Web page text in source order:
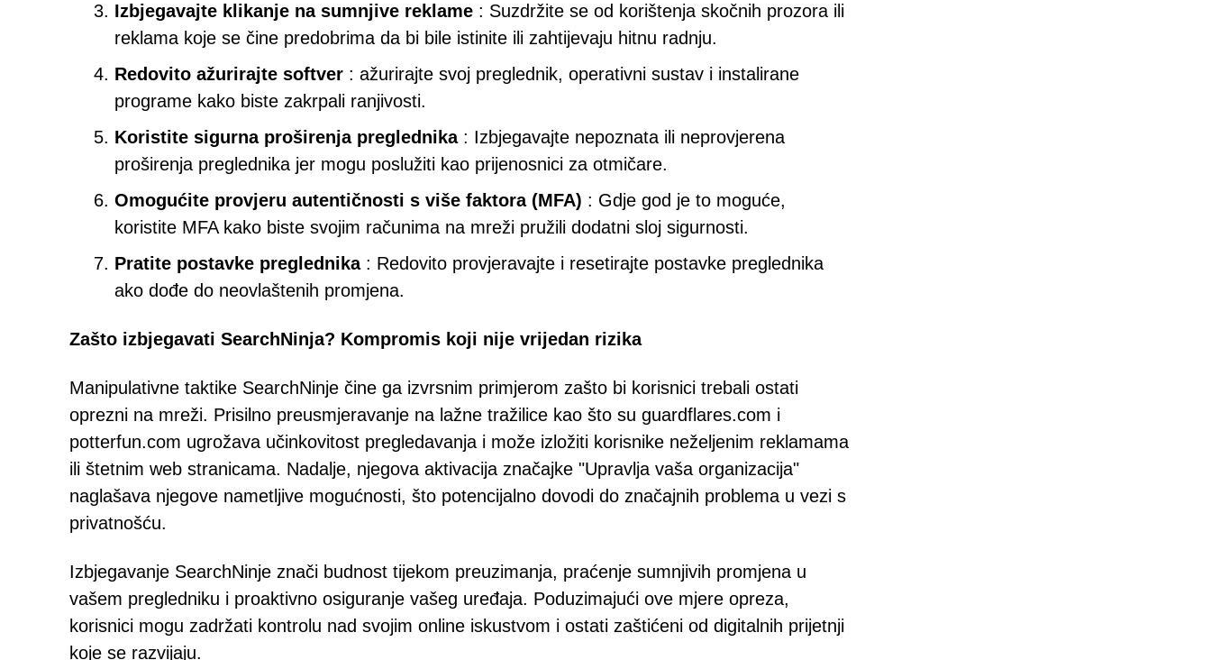
Izbjegavajte klikanje na sumnjive reklame : Suzdržite se od korištenja skočnih prozora ili
reklama koje se čine predobrima da bi bile istinite ili zahtijevaju hitnu radnju.
Redovito ažurirajte softver : ažurirajte svoj preglednik, operativni sustav i instalirane
programe kako biste zakrpali ranjivosti.
Koristite sigurna proširenja preglednika: Izbjegavajte nepoznata ili neprovjerena
proširenja preglednika jer mogu poslužiti kao prijenosnici za otmičare.
Omogućite provjeru autentičnosti s više faktora (MFA) : Gdje god je to moguće,
koristite MFA kako biste svojim računima na mreži pružili dodatni sloj sigurnosti.
Pratite postavke preglednika: Redovito provjeravajte i resetirajte postavke preglednika
ako dođe do neovlaštenih promjena.
Zašto izbjegavati SearchNinja? Kompromis koji nije vrijedan rizika
Manipulativne taktike SearchNinje čine ga izvrsnim primjerom zašto bi korisnici trebali ostati
oprezni na mreži. Prisilno preusmjeravanje na lažne tražilice kao što su guardflares.com i
potterfun.com ugrožava učinkovitost pregledavanja i može izložiti korisnike neželjenim reklamama
ili štetnim web stranicama. Nadalje, njegova aktivacija značajke "Upravlja vaša organizacija"
naglašava njegove nametljive mogućnosti, što potencijalno dovodi do značajnih problema u vezi s
privatnošću.
Izbjegavanje SearchNinje znači budnost tijekom preuzimanja, praćenje sumnjivih promjena u
vašem pregledniku i proaktivno osiguranje vašeg uređaja. Poduzimajući ove mjere opreza,
korisnici mogu zadržati kontrolu nad svojim online iskustvom i ostati zaštićeni od digitalnih prijetnji
koje se razvijaju.